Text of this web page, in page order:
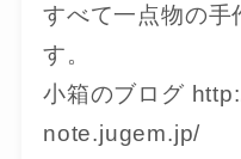
すべて一点物の手
す。
小箱のブログ
note.jugem.jp/